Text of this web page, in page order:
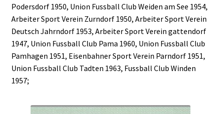
Podersdorf 1950, Union Fussball Club Weiden am See 1954,
Arbeiter Sport Verein Zurndorf 1950, Arbeiter Sport Verein
Deutsch Jahrndorf 1953, Arbeiter Sport Verein gattendorf
1947, Union Fussball Club Pama 1960, Union Fussball Club
Pamhagen 1951, Eisenbahner Sport Verein Parndorf 1951,
Union Fussball Club Tadten 1963, Fussball Club Winden
1957;